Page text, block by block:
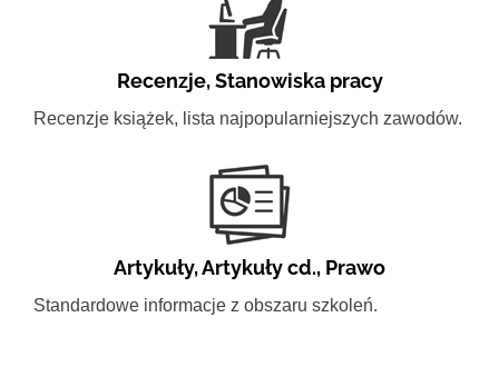
Recenzje,Stanowiska pracy
Recenzje książek, lista najpopularniejszych zawodów.
Artykuły,Artykuły cd., Prawo
Standardowe informacje z obszaru szkoleń.